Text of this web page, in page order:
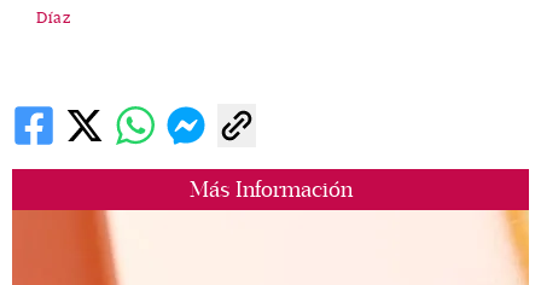
Más Información
Díaz